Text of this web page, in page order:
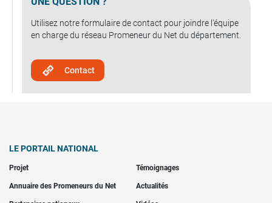
Utilisez notre formulaire de contact pour joindre l'équipe
en charge du réseau Promeneur du Net du département.
Contact
LE PORTAIL NATIONAL
Projet Témoignages
Annuaire des Promeneurs du Net Actualités